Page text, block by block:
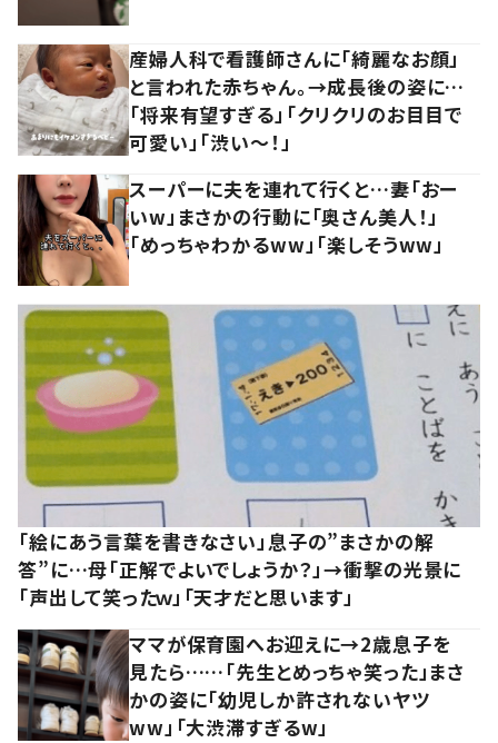
産婦人科で看護師さんに「綺麗なお顔」
と言われた赤ちゃん。→成長後の姿に…
「将来有望すぎる」「クリクリのお目目で
可愛い」「渋い～！」
スーパーに夫を連れて行くと…妻「おー
いw」まさかの行動に「奥さん美人！」
「めっちゃわかるww」「楽しそうww」
「絵にあう言葉を書きなさい」息子の”まさかの解
答”に…母「正解でよいでしょうか？」→衝撃の光景に
「声出して笑ったｗ」「天才だと思います」
ママが保育園へお迎えに→2歳息子を
見たら……「先生とめっちゃ笑った」まさ
かの姿に「幼児しか許されないヤツ
ww」「大渋滞すぎるw」